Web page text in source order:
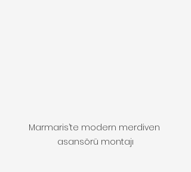
Marmaris’te modern merdiven
asansörü montajı